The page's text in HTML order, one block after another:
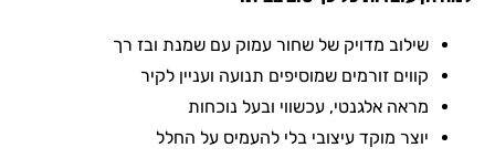
שילוב מדויק של שחור עמוק עם שמנת ובז רך
קווים זורמים שמוסיפים תנועה ועניין לקיר
מראה אלגנטי, עכשווי ובעל נוכחות
יוצר מוקד עיצובי בלי להעמיס על החלל